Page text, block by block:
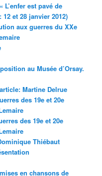
est pavé de
et 28 janvier 2012)
aux guerres du XXe
au Musée d’Orsay.
Martine Delrue
des 19e et 20e
des 19e et 20e
Thiébaut
en chansons de